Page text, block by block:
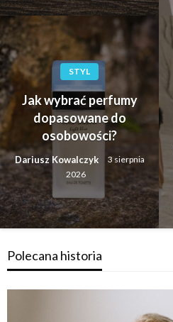
STYL
Jak wybrać perfumy
dopasowane do
osobowości?
Dariusz Kowalczyk
3 sierpnia
2026
Polecana historia